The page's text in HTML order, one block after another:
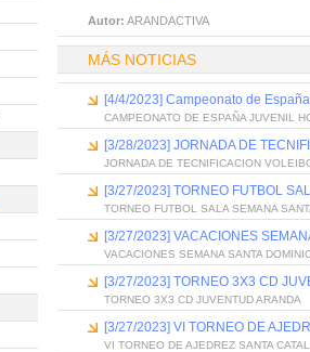
Autor: ARANDACTIVA
MÁS NOTICIAS
[4/4/2023] Campeonato de
CAMPEONATO DE ESPAÑA JUVENIL
[3/28/2023] JORNADA DE
JORNADA DE TECNIFICACION
[3/27/2023] TORNEO FUTBOL
TORNEO FUTBOL SALA SEMANA
[3/27/2023] VACACIONES
VACACIONES SEMANA SANTA
[3/27/2023] TORNEO 3X3 CD
TORNEO 3X3 CD JUVENTUD ARANDA
[3/27/2023] VI TORNEO DE
VI TORNEO DE AJEDREZ SANTA